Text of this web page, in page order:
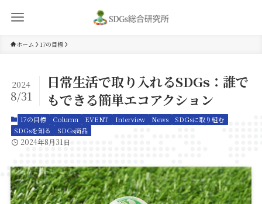
ホーム 17の目標
日常生活で取り入れるSDGs：誰で
もできる簡単エコアクション
2024
8/31
17の目標 Column EVENT Interview News
SDGsに取り組む
SDGsを知る
SDGs商品
2024年8月31日